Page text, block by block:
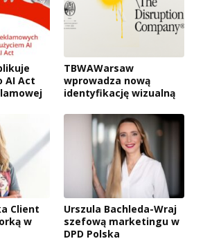
AI Act
TBWAWarsaw
wprowadza nową
identyfikację wizualną
Client
w
Urszula Bachleda-Wraj
szefową marketingu w
DPD Polska